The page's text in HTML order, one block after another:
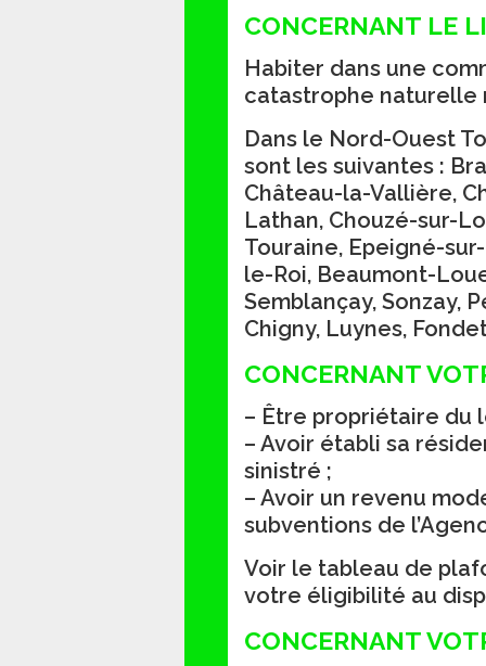
CONCERNANT LE
Habiter dans une
catastrophe naturelle
Dans le Nord-Ouest
sont les suivantes :
Château-la-Vallière,
Lathan, Chouzé-sur-
Touraine, Epeigné-
le-Roi, Beaumont-
Semblançay, Sonzay,
Chigny, Luynes,
CONCERNANT
– Être propriétaire du
– Avoir établi sa
sinistré ;
– Avoir un revenu
subventions de
Voir le tableau de
votre éligibilité au
CONCERNANT